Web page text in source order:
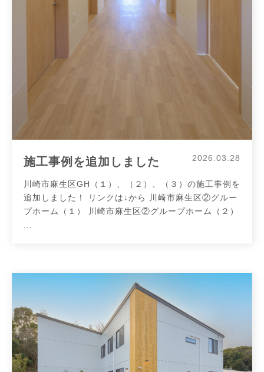
2026.03.28
施工事例を追加しました
川崎市麻生区GH（１）、（２）、（３）の施工事例を
追加しました！ リンクは↓から 川崎市麻生区②グルー
プホーム（１） 川崎市麻生区②グループホーム（２）
...